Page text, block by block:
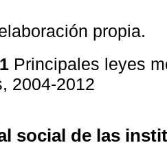
propia.
Principales leyes
2004-2012
social de las